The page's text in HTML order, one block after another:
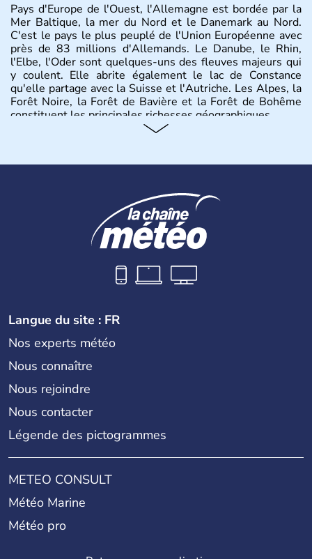
Pays d'Europe de l'Ouest, l'Allemagne est bordée par la
Mer Baltique, la mer du Nord et le Danemark au Nord.
C'est le pays le plus peuplé de l'Union Européenne avec
près de 83 millions d'Allemands. Le Danube, le Rhin,
l'Elbe, l'Oder sont quelques-uns des fleuves majeurs qui
y coulent. Elle abrite également le lac de Constance
qu'elle partage avec la Suisse et l'Autriche. Les Alpes, la
Forêt Noire, la Forêt de Bavière et la Forêt de Bohême
constituent les principales richesses géographiques.
L'Allemagne est constituée de seize régions appelées
lesquelles bénéficient d'une grande autonomie. Le pays
peut se targuer de grands noms qu'il a vu naître dans tous
les domaines, des arts à la politique en passant par la
philosophie. Hertz, Gutenberg, Heidegger, Thomas Mann,
Herman Hesse ou bien Hegel en font partie.
Langue du site : FR
Nos experts météo
Nous connaître
Nous rejoindre
Nous contacter
Légende des pictogrammes
METEO CONSULT
Météo Marine
Météo pro